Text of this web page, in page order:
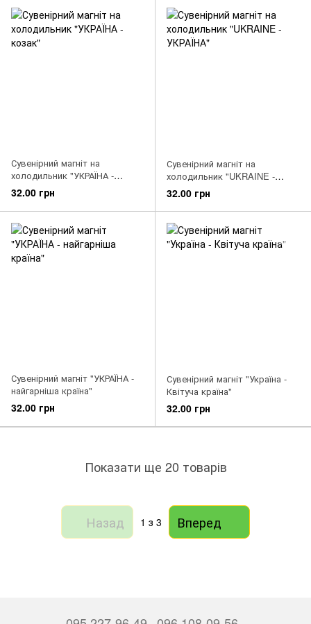
Сувенірний магніт на
холодильник "УКРАЇНА -
козак"
32.00 грн
Сувенірний магніт на
холодильник "UKRAINE -
УКРАЇНА"
32.00 грн
Сувенірний магніт "УКРАЇНА -
найгарніша країна"
32.00 грн
Сувенірний магніт "Україна -
Квітуча країна"
32.00 грн
Показати ще 20 товарів
Назад 1 з 3 Вперед